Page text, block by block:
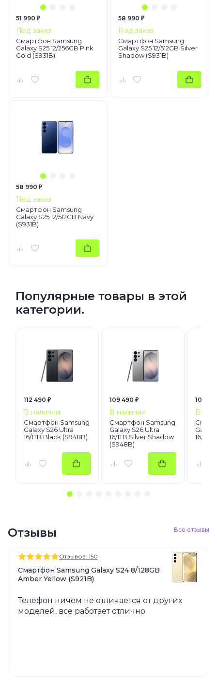
51 990 ₽
Под заказ
Смартфон Samsung
Galaxy S25 12/256GB Pink
Gold (S931B)
58 990 ₽
Под заказ
Смартфон Samsung
Galaxy S25 12/512GB Silver
Shadow (S931B)
58 990 ₽
Под заказ
Смартфон Samsung
Galaxy S25 12/512GB Navy
(S931B)
Популярные товары в этой
категории.
112 490 ₽
В наличии
Смартфон Samsung
Galaxy S26 Ultra
16/1TB Black (S948B)
109 490 ₽
В наличии
Смартфон Samsung
Galaxy S26 Ultra
16/1TB Silver Shadow
(S948B)
106
В
16/
Отзывы Все отзывы
Отзывов: 150
Смартфон Samsung Galaxy S24 8/128GB
Amber Yellow (S921B)
Телефон ничем не отличается от других
моделей, все работает отлично